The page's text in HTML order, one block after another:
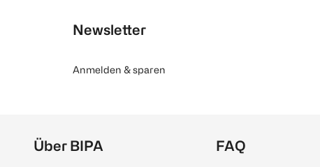
Newsletter
Anmelden & sparen
Über BIPA FAQ